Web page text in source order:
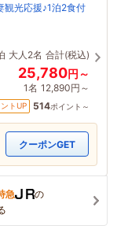
観光応援♪1泊2食付
大人2名 合計(税込)
25,780円～
1名 12,890円～
トUP 514ポイント～
クーポンGET
急
の